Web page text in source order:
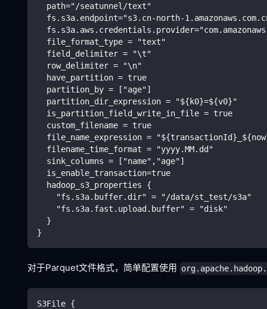
  path="/seatunnel/text"
fs.s3a.endpoint="s3.cn-north-
  file_format_type = "text"
  field_delimiter = "\t"
  row_delimiter = "\n"
  have_partition = true
  partition_by = ["age"]
  partition_dir_expression = "${k0}=${v0}"
  is_partition_field_write_in_file = true
  custom_filename = true
file_name_expression =
  filename_time_format = "yyyy.MM.dd"
  sink_columns = ["name","age"]
  is_enable_transaction=true
  hadoop_s3_properties {
    "fs.s3a.buffer.dir" = "/data/st_test/s3a"
    "fs.s3a.fast.upload.buffer" = "disk"
  }
}
对于Parquet文件格式，简单配置使用
S3File {